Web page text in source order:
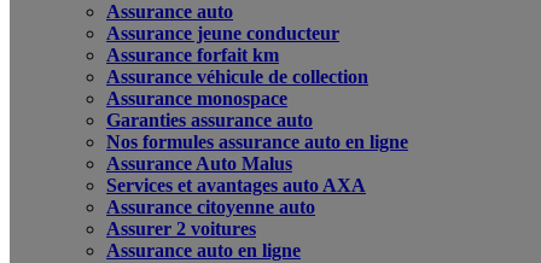
Assurance auto
Assurance jeune conducteur
Assurance forfait km
Assurance véhicule de collection
Assurance monospace
Garanties assurance auto
Nos formules assurance auto en ligne
Assurance Auto Malus
Services et avantages auto AXA
Assurance citoyenne auto
Assurer 2 voitures
Assurance auto en ligne